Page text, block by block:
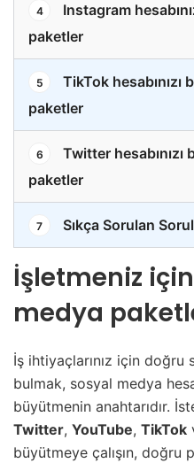
4
Instagram
paketler
5
TikTok
paketler
6
Twitter
paketler
7 Sıkça Sorulan
İşletmeniz
medya
İş ihtiyaçlarınız için
bulmak, sosyal medya
büyütmenin anahtarıdır.
Twitter, YouTube, TikTok
büyütmeye çalışın, doğru